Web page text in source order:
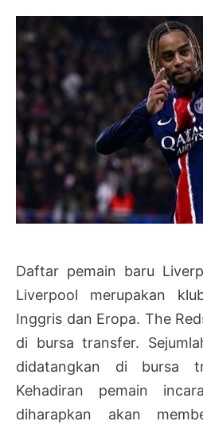
Daftar pemain baru
Liverpool merupakan
Inggris dan Eropa. The
di bursa transfer.
didatangkan di bursa
Kehadiran pemain
diharapkan akan